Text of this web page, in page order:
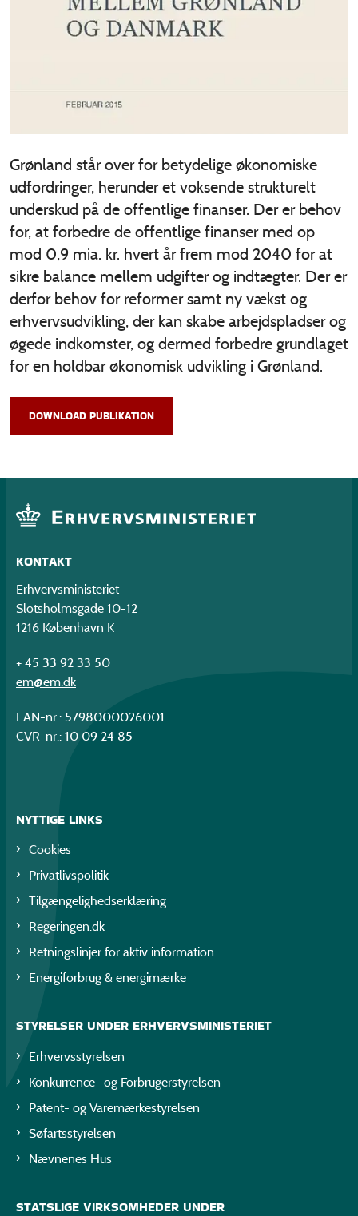
Grønland står over for betydelige økonomiske
udfordringer, herunder et voksende strukturelt
underskud på de offentlige finanser. Der er behov
for, at forbedre de offentlige finanser med op
mod 0,9 mia. kr. hvert år frem mod 2040 for at
sikre balance mellem udgifter og indtægter. Der er
derfor behov for reformer samt ny vækst og
erhvervsudvikling, der kan skabe arbejdspladser og
øgede indkomster, og dermed forbedre grundlaget
for en holdbar økonomisk udvikling i Grønland.
DOWNLOAD PUBLIKATION
KONTAKT
Erhvervsministeriet
Slotsholmsgade 10-12
1216 København K
+ 45 33 92 33 50
em@em.dk
EAN-nr.: 5798000026001
CVR-nr.: 10 09 24 85
NYTTIGE LINKS
Cookies
Privatlivspolitik
Tilgængelighedserklæring
Regeringen.dk
Retningslinjer for aktiv information
Energiforbrug & energimærke
STYRELSER UNDER ERHVERVSMINISTERIET
Erhvervsstyrelsen
Konkurrence- og Forbrugerstyrelsen
Patent- og Varemærkestyrelsen
Søfartsstyrelsen
Nævnenes Hus
STATSLIGE VIRKSOMHEDER UNDER